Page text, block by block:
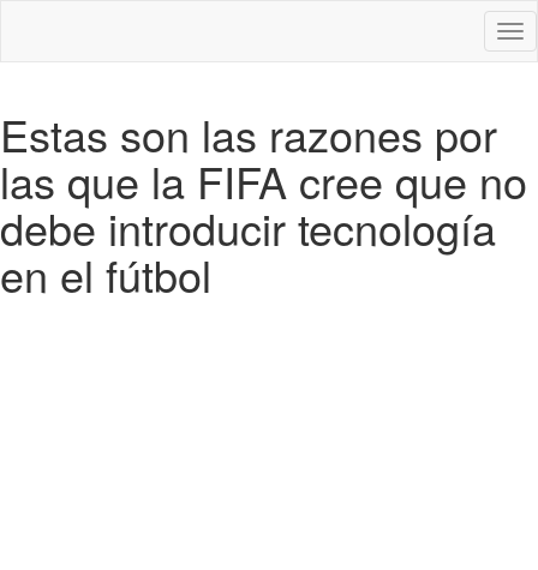
Estas son las razones por
las que la FIFA cree que no
debe introducir tecnología
en el fútbol